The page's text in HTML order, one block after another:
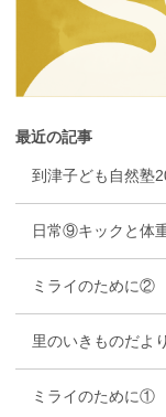
最近の記事
到津子ども自然塾
日常⑨キックと体
ミライのために②
里のいきものだよ
ミライのために①